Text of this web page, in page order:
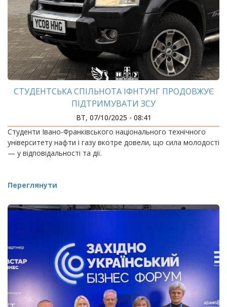
СТУДЕНТСЬКА СПІЛЬНОТА ІФНТУНГ ПРОДОВЖУЄ
ПІДТРИМУВАТИ ЗСУ
ВТ, 07/10/2025 - 08:41
Студенти Івано-Франківського національного технічного
університету нафти і газу вкотре довели, що сила молодості
— у відповідальності та дії.
Переглянути